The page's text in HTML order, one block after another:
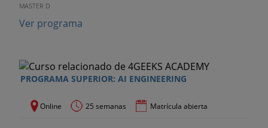
MASTER D
Ver programa
PROGRAMA SUPERIOR: AI ENGINEERING
Online 25 semanas Matrícula abierta